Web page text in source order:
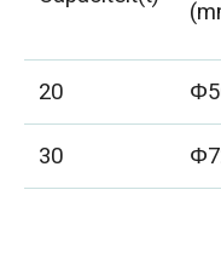
20
30